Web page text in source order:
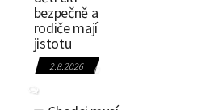
bezpečně a
rodiče mají
jistotu
2.8.2026 0